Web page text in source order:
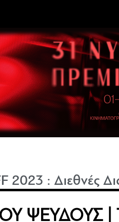
2023 :Διεθνές
ΨΕΥΔΟΥΣ |